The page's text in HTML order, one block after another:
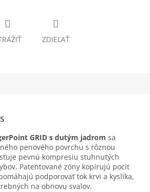
ZDIEĽAŤ
GRID s dutým jadrom sa
penového povrchu s rôznou
pevnú kompresiu stuhnutých
Patentované zóny kopírujú pocit
podporovať tok krvi a kyslíka,
na obnovu svalov.